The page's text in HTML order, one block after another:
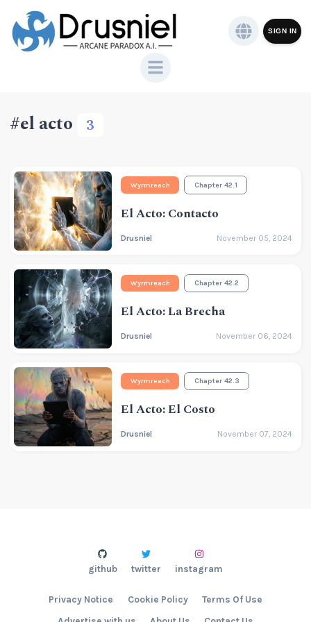
SIGN IN
#el acto 3
Wyrmreach Chapter 42.1
El Acto: Contacto
Drusniel November 05, 2024
Wyrmreach Chapter 42.2
El Acto: La Brecha
Drusniel November 06, 2024
Wyrmreach Chapter 42.3
El Acto: El Costo
Drusniel November 07, 2024
Privacy Notice Cookie Policy Terms Of Use
github twitter instagram